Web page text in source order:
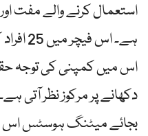
استعمال کرنے والے مفت
ہے۔ اس
اس میں کمپنی کی توجہ
دکھانے پر مرکوز نظر آتی
بجائے میٹنگ ہوسٹس اس